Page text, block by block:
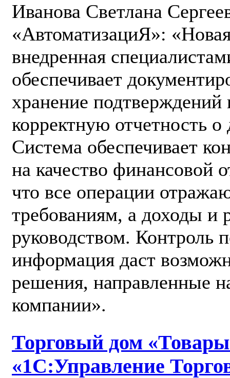
Иванова Светлана
«АвтоматизациЯ»:
внедренная
обеспечивает
хранение подтверждений
корректную отчетность
Система обеспечивает
на качество финансовой
что все операции
требованиям, а доходы и
руководством. Контроль
информация даст
решения, направленные
компании».
Торговый дом
«1С:Управление